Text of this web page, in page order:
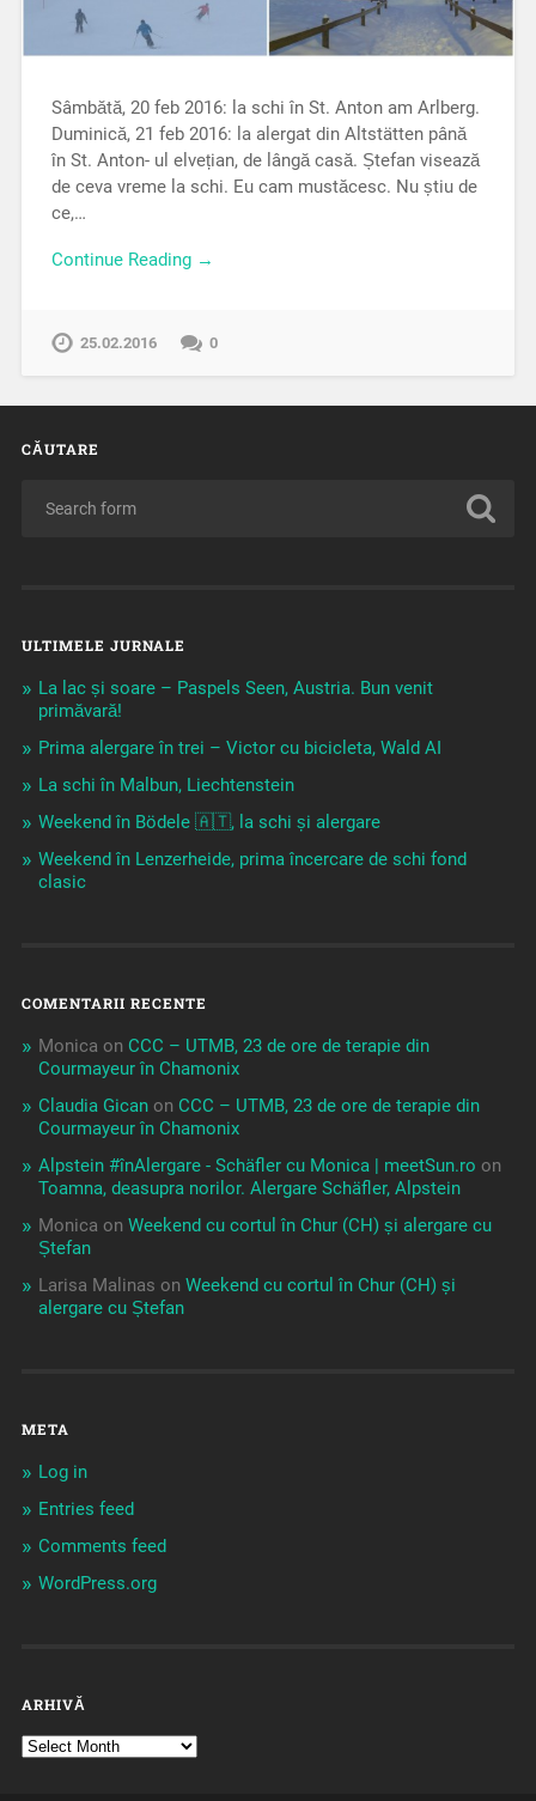
Sâmbătă, 20 feb 2016: la schi în St. Anton am Arlberg.
Duminică, 21 feb 2016: la alergat din Altstätten până
în St. Anton- ul elvețian, de lângă casă. Ștefan visează
de ceva vreme la schi. Eu cam mustăcesc. Nu știu de
ce,…
Continue Reading →
25.02.2016 0
CĂUTARE
ULTIMELE JURNALE
La lac și soare – Paspels Seen, Austria. Bun venit
primăvară!
Prima alergare în trei – Victor cu bicicleta, Wald AI
La schi în Malbun, Liechtenstein
Weekend în Bödele 🇦🇹, la schi și alergare
Weekend în Lenzerheide, prima încercare de schi fond
clasic
COMENTARII RECENTE
Monica on CCC – UTMB, 23 de ore de terapie din
Courmayeur în Chamonix
Claudia Gicanon CCC – UTMB, 23 de ore de terapie din
Courmayeur în Chamonix
Alpstein #înAlergare - Schäfler cu Monica | meetSun.ro on
Toamna, deasupra norilor. Alergare Schäfler, Alpstein
Monica on Weekend cu cortul în Chur (CH) și alergare cu
Ștefan
Larisa Malinas on Weekend cu cortul în Chur (CH) și
alergare cu Ștefan
META
Log in
Entries feed
Comments feed
WordPress.org
ARHIVĂ